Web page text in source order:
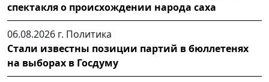
спектакля о происхождении народа саха
06.08.2026 г. Политика
Стали известны позиции партий в бюллетенях
на выборах в Госдуму